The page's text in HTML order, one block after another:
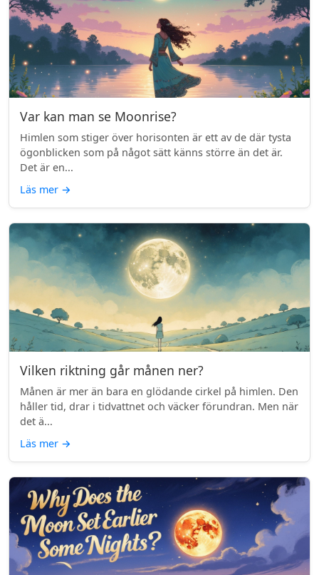
Var kan man se Moonrise?
Himlen som stiger över horisonten är ett av de där tysta
ögonblicken som på något sätt känns större än det är.
Det är en...
Läs mer →
Vilken riktning går månen ner?
Månen är mer än bara en glödande cirkel på himlen. Den
håller tid, drar i tidvattnet och väcker förundran. Men när
det ä...
Läs mer →